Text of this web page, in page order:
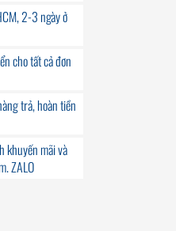
2-3 ngày ở
cho tất cả đơn
trả, hoàn tiền
khuyến mãivà
ZALO